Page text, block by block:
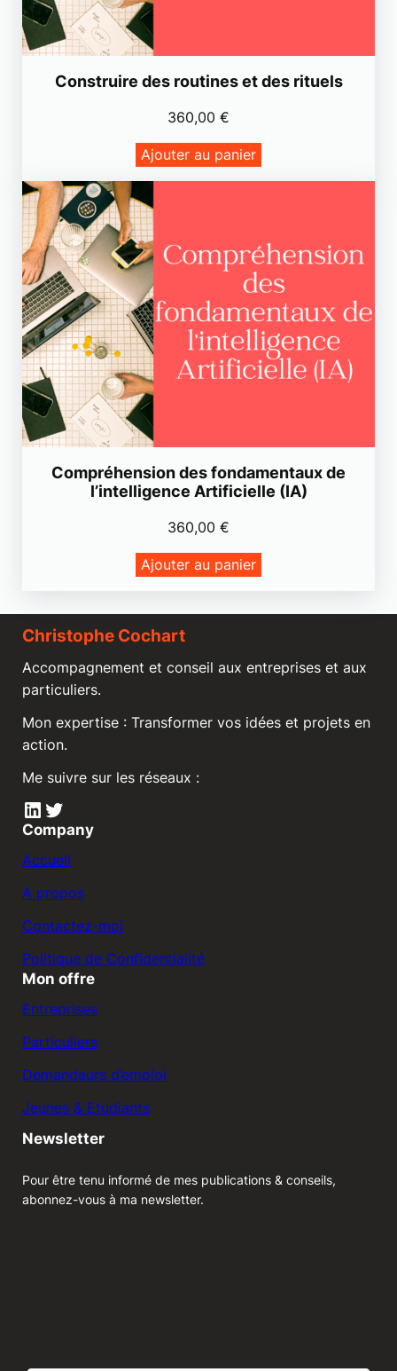
Construire des routines et des rituels
360,00 €
Ajouter au panier
Compréhension des fondamentaux de
l’intelligence Artificielle (IA)
360,00 €
Ajouter au panier
Christophe Cochart
Accompagnement et conseil aux entreprises et aux
particuliers.
Mon expertise : Transformer vos idées et projets en
action.
Me suivre sur les réseaux :
LinkedIn Twitter
Company
Accueil
A propos
Contactez-moi
Politique de Confidentialité
Mon offre
Entreprises
Particuliers
Demandeurs d’emploi
Jeunes & Etudiants
Newsletter
Pour être tenu informé de mes publications & conseils,
abonnez-vous à ma newsletter.